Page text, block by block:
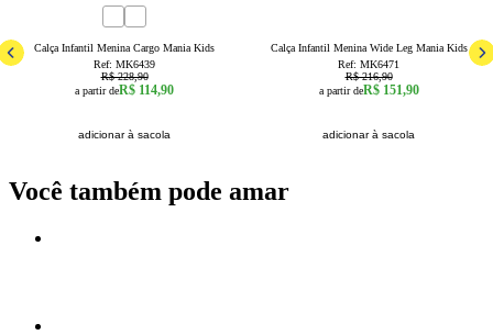
Calça Infantil Menina Cargo Mania Kids
Ref: MK6439
R$ 228,90
a partir deR$ 114,90
adicionar à sacola
Calça Infantil Menina Wide Leg Mania Kids
Ref: MK6471
R$ 216,90
a partir deR$ 151,90
adicionar à sacola
Você também pode amar